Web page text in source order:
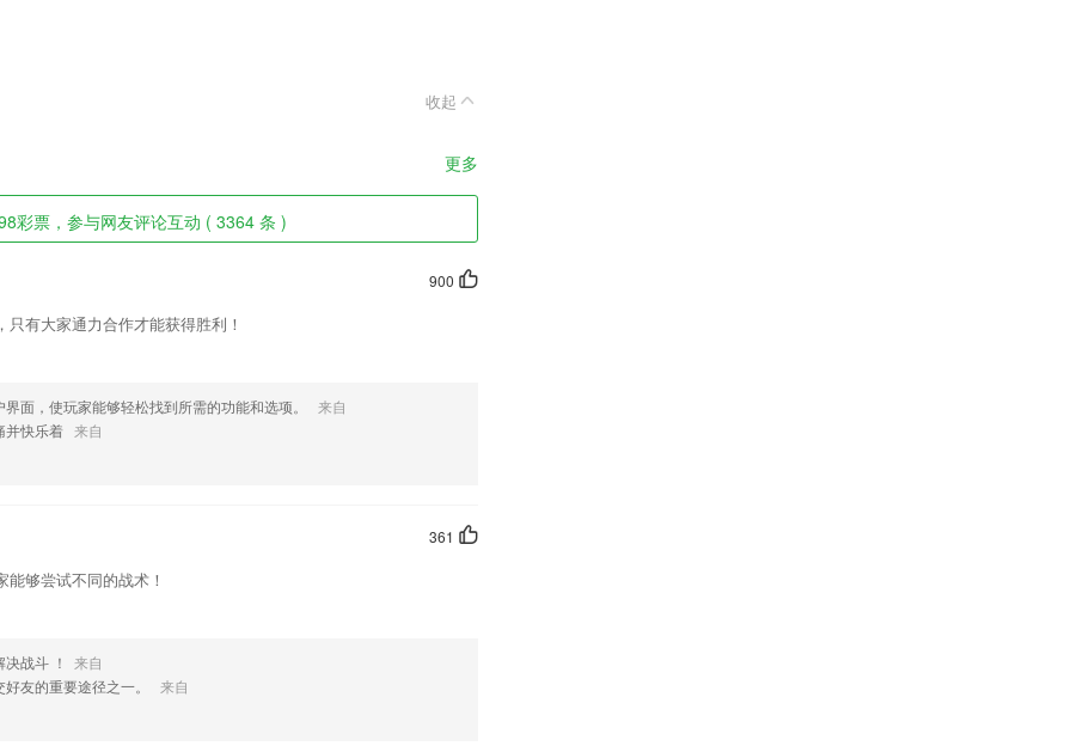
收起
更多
彩票，参与网友评论互动 ( 3364 条 )
900
有大家通力合作才能获得胜利！
面，使玩家能够轻松找到所需的功能和选项。
来自
并快乐着 来自
361
够尝试不同的战术！
战斗 ！
来自
友的重要途径之一。
来自